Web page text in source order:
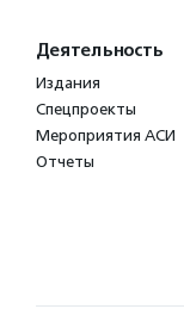
Деятельность
Издания
Спецпроекты
Мероприятия АСИ
Отчеты